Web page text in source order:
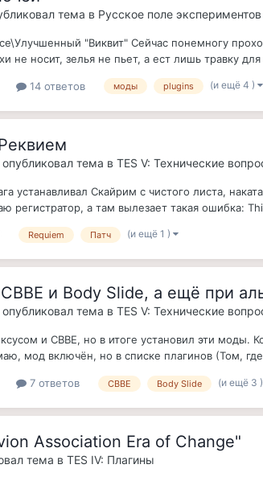
тема в Русское поле экспериментов
"Виквит" Сейчас понемногу
не носит, зелья не пьет, а ест лишь травку
14 ответов моды plugins (и ещё 4 )
опубликовал тема в TES V: Технические
устанавливал Скайрим с чистого листа,
регистратор, а там вылезает такая ошибка:
Requiem Патч (и ещё 1 )
и Body Slide, а ещё при
опубликовал тема в TES V: Технические
и CBBE, но в итоге установил эти
мод включён, но в списке плагинов (Том,
7 ответов CBBE Body Slide (и ещё 3 )
Association Era of Change"
тема в TES IV: Плагины